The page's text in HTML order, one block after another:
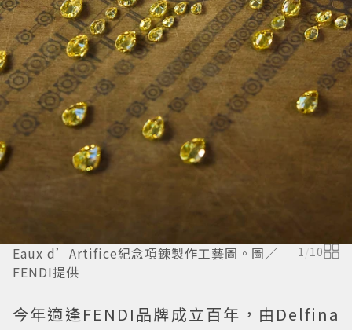
Eaux d’Artifice紀念項鍊製作工藝圖。圖／
FENDI提供
1/10
今年適逢FENDI品牌成立百年，由Delfina